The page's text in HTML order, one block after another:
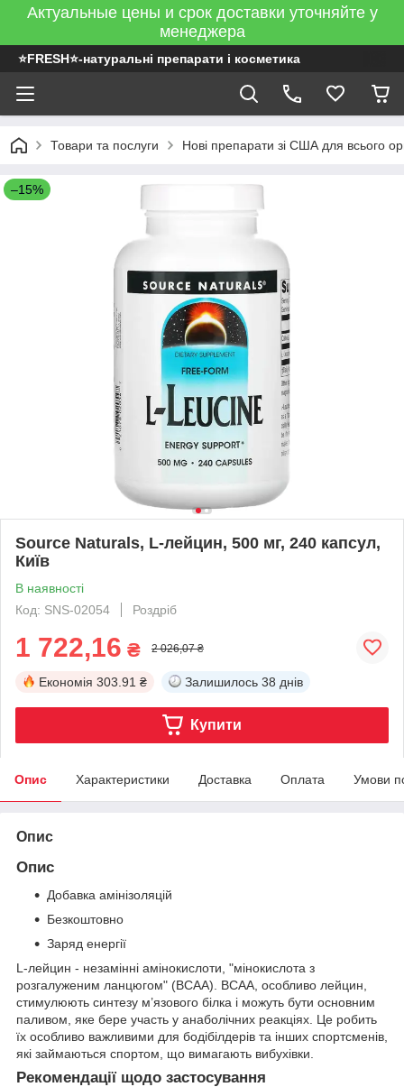
Актуальные цены и срок доставки уточняйте у
менеджера
⭐FRESH⭐-натуральні препарати і косметика
Товари та послуги Нові препарати зі США для всього
–15%
Source Naturals, L-лейцин, 500 мг, 240 капсул,
Київ
В наявності
Код: SNS-02054
Роздріб
1 722,16 ₴ 2 026,07 ₴
Економія 303.91 ₴ Залишилось 38 днів
Купити
Опис Характеристики Доставка Оплата Умови
Опис
Опис
Добавка амінізоляцій
Безкоштовно
Заряд енергії
L-лейцин - незамінні амінокислоти, "мінокислота з
розгалуженим ланцюгом" (BCAA). BCAA, особливо лейцин,
стимулюють синтезу м’язового білка і можуть бути основним
паливом, яке бере участь у анаболічних реакціях. Це робить
їх особливо важливими для бодібілдерів та інших спортсменів,
які займаються спортом, що вимагають вибухівки.
Рекомендації щодо застосування